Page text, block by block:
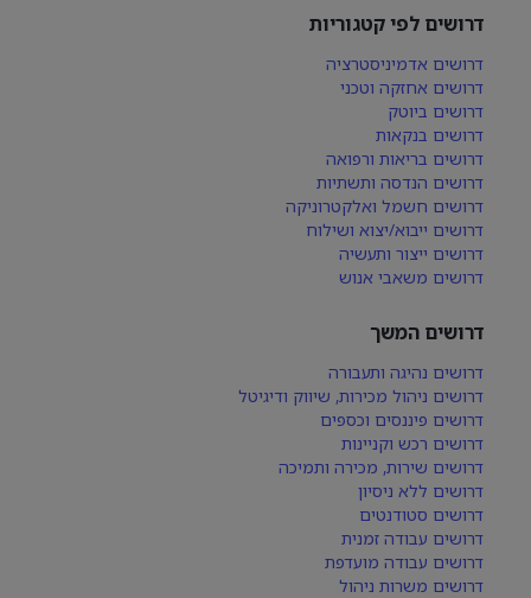
דרושים לפי קטגוריות
דרושים אדמיניסטרציה
דרושים אחזקה וטכני
דרושים ביוטק
דרושים בנקאות
דרושים בריאות ורפואה
דרושים הנדסה ותשתיות
דרושים חשמל ואלקטרוניקה
דרושים ייבוא/יצוא ושילוח
דרושים ייצור ותעשיה
דרושים משאבי אנוש
דרושים המשך
דרושים נהיגה ותעבורה
דרושים ניהול מכירות, שיווק ודיגיטל
דרושים פיננסים וכספים
דרושים רכש וקניינות
דרושים שירות, מכירה ותמיכה
דרושים ללא ניסיון
דרושים סטודנטים
דרושים עבודה זמנית
דרושים עבודה מועדפת
דרושים משרות ניהול